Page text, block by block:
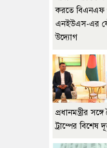
করতে বিএনএফ
এনইউএস-এর
উদ্যোগ
প্রধানমন্ত্রীর
ট্রাম্পের বিশেষ